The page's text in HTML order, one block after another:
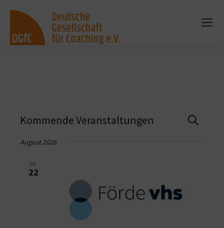
Suche
Kommende Veranstaltungen
August 2026
SA.
22